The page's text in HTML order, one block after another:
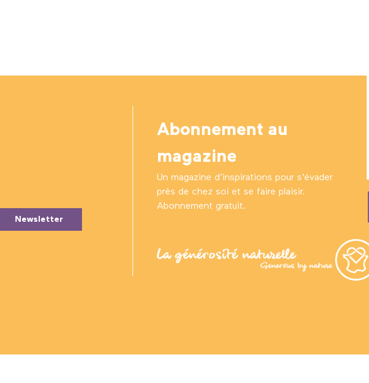
Newsletter
Abonnement au
magazine
Un magazine d’inspirations pour s'évader
près de chez soi et se faire plaisir.
Abonnement gratuit.